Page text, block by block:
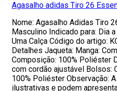
Agasalho adidas Tiro 26
Nome: Agasalho Adidas Tiro
Masculino Indicado para: Dia
Uma Calça Código do artigo:
Detalhes Jaqueta: Manga:
Composição: 100% Poliéster
com cordão ajustável Bolsos:
100% Poliéster Observação:
ilustrativas e podem